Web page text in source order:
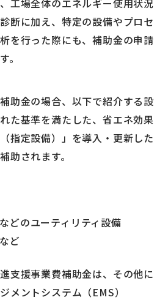
工場全体のエネルギー使用状況
断に加え、特定の設備やプロセ
を行った際にも、補助金の申請
。
助金の場合、以下で紹介する設
た基準を満たした、省エネ効果
指定設備）」を導入・更新した
助されます。
どのユーティリティ設備
ど
支援事業費補助金は、その他に
メントシステム（EMS）